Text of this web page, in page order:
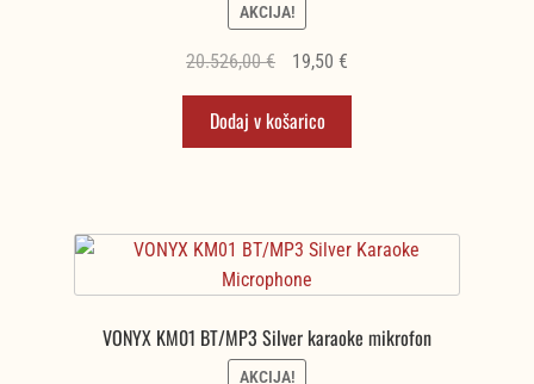
AKCIJA!
20.526,00€
Izvirna
je
bila:
19,50 €Trenutna
19,50 €.
Dodaj v košarico
VONYX KM01 BT/MP3 Silver karaoke mikrofon
AKCIJA!